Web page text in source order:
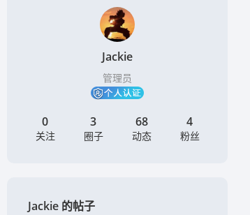
Jackie
管理员
0
关注
3
圈子
68
动态
4
粉丝
Jackie 的帖子